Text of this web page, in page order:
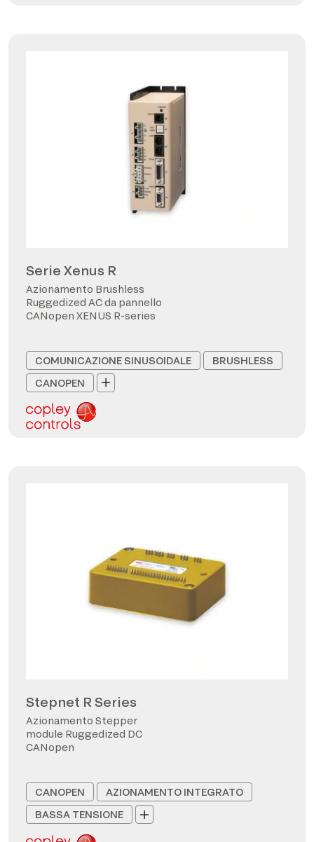
Serie Xenus R
Azionamento Brushless
Ruggedized AC da pannello
CANopen XENUS R-series
COMUNICAZIONE SINUSOIDALE
BRUSHLESS
CANOPEN
Stepnet R Series
Azionamento Stepper
module Ruggedized DC
CANopen
CANOPEN
AZIONAMENTO INTEGRATO
BASSA TENSIONE